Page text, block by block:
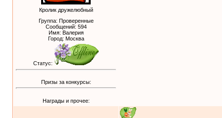
Кролик дружелюбный
Группа: Проверенные
Сообщений: 594
Имя: Валерия
Город: Москва
Статус:
Призы за конкурсы:
Награды и прочее: